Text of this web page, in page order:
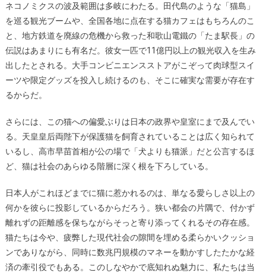
ネコノミクスの波及範囲は多岐にわたる。田代島のような「猫島」
を巡る観光ブームや、全国各地に点在する猫カフェはもちろんのこ
と、地方鉄道を廃線の危機から救った和歌山電鐵の「たま駅長」の
伝説はあまりにも有名だ。彼女一匹で11億円以上の観光収入を生み
出したとされる。大手コンビニエンスストアがこぞって肉球型スイ
ーツや限定グッズを投入し続けるのも、そこに確実な需要が存在す
るからだ。
さらには、この猫への偏愛ぶりは日本の政界や皇室にまで及んでい
る。天皇皇后両陛下が保護猫を飼育されていることは広く知られて
いるし、高市早苗首相が公の場で「犬よりも猫派」だと公言するほ
ど、猫は社会のあらゆる階層に深く根を下ろしている。
日本人がこれほどまでに猫に惹かれるのは、単なる愛らしさ以上の
何かを彼らに投影しているからだろう。狭い都会の片隅で、付かず
離れずの距離感を保ちながらそっと寄り添ってくれるその存在感。
猫たちは今や、疲弊した現代社会の隙間を埋める柔らかいクッショ
ンでありながら、同時に数兆円規模のマネーを動かすしたたかな経
済の牽引役でもある。このしなやかで底知れぬ魅力に、私たちは当